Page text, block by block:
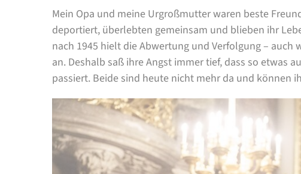
Mein Opa und meine Urgroßmutter waren beste
deportiert, überlebten gemeinsam und blieben ihr
nach 1945 hielt die Abwertung und Verfolgung –
an. Deshalb saß ihre Angst immer tief, dass so etwas
passiert. Beide sind heute nicht mehr da und können